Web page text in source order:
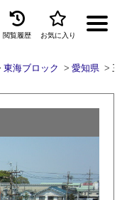
閲覧履歴 お気に入り
東海ブロック 愛知県